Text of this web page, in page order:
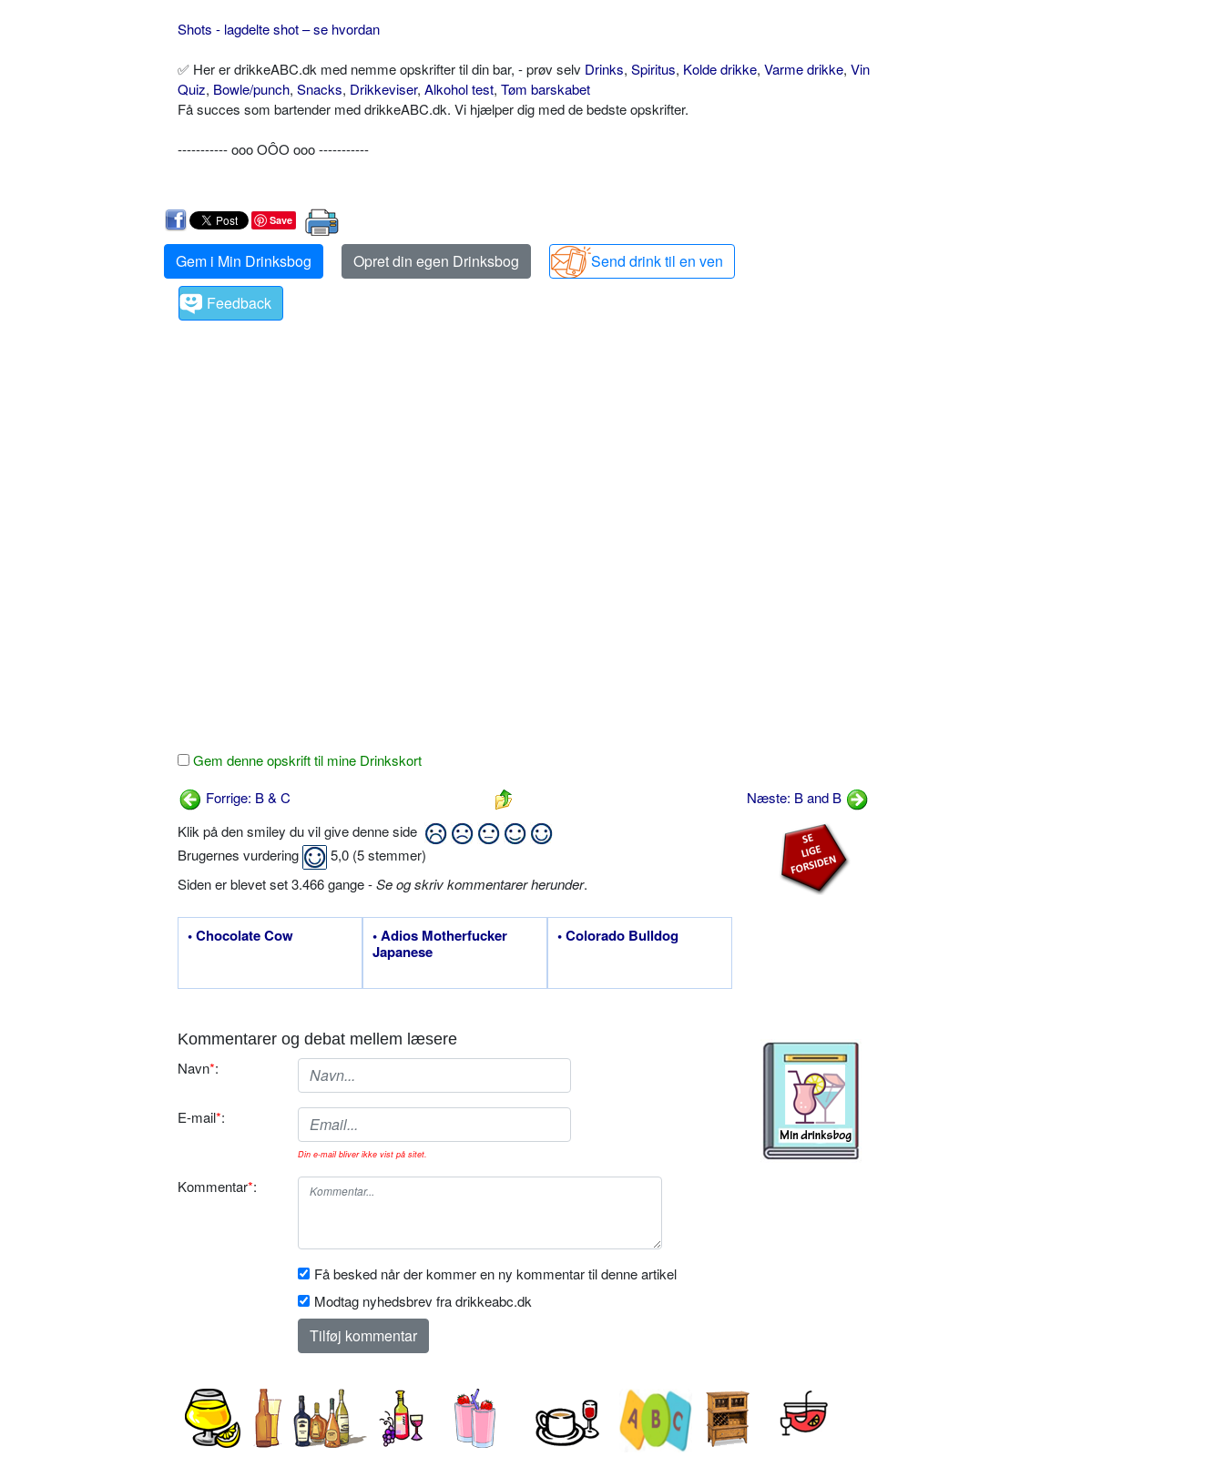
Shots - lagdelte shot – se hvordan
✅ Her er drikkeABC.dk med nemme opskrifter til din bar, - prøv selv Drinks, Spiritus, Kolde drikke, Varme drikke, Vin
Quiz, Bowle/punch, Snacks, Drikkeviser, Alkohol test, Tøm barskabet
Få succes som bartender med drikkeABC.dk. Vi hjælper dig med de bedste opskrifter.
----------- ooo OÔO ooo -----------
Save
Gem i Min Drinksbog Opret din egen Drinksbog
Send drink til en ven
Feedback
Gem denne opskrift til mine Drinkskort
Forrige: B & C
Næste: B and B
Klik på den smiley du vil give denne side
Brugernes vurdering
5,0 (5stemmer)
Siden er blevet set 3.466 gange -Se og skriv kommentarer herunder.
• Chocolate Cow
• Adios Motherfucker
Japanese
• Colorado Bulldog
Kommentarer og debat mellem læsere
Navn*:
E-mail*:
Din e-mail bliver ikke vist på sitet.
Kommentar*:
Få besked når der kommer en ny kommentar til denne artikel
Modtag nyhedsbrev fra drikkeabc.dk